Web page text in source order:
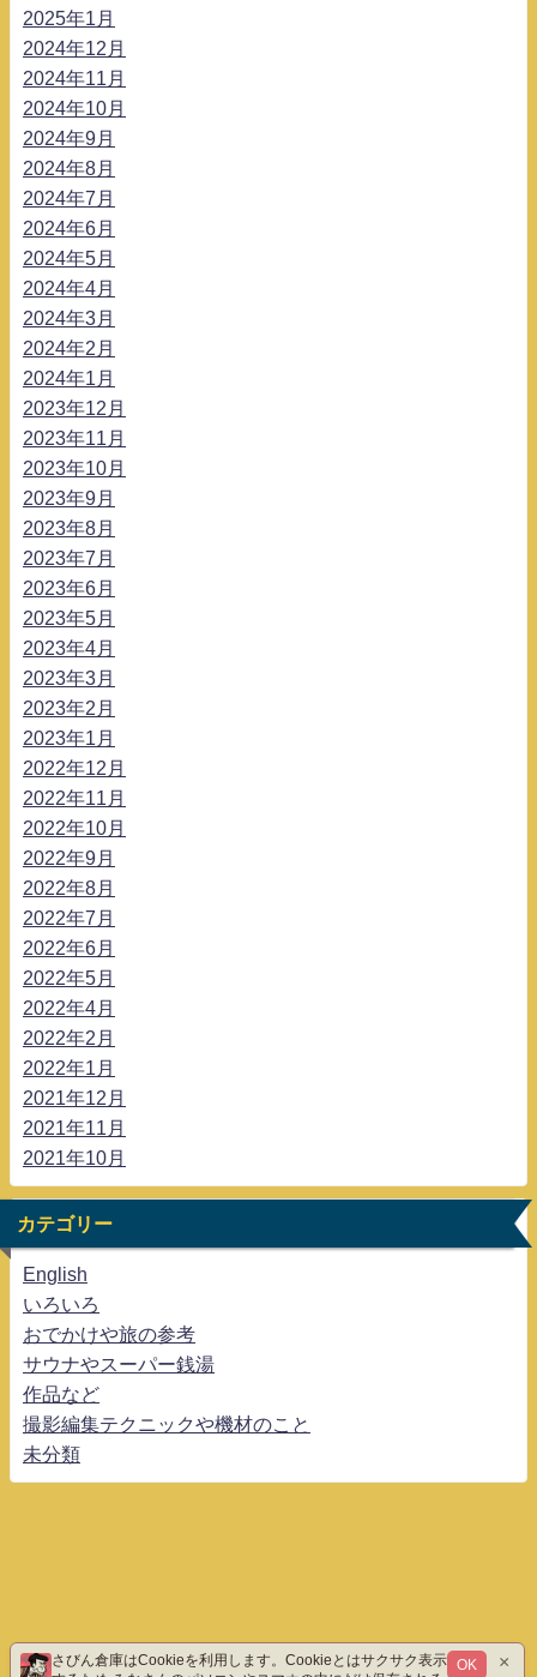
2025年1月
2024年12月
2024年11月
2024年10月
2024年9月
2024年8月
2024年7月
2024年6月
2024年5月
2024年4月
2024年3月
2024年2月
2024年1月
2023年12月
2023年11月
2023年10月
2023年9月
2023年8月
2023年7月
2023年6月
2023年5月
2023年4月
2023年3月
2023年2月
2023年1月
2022年12月
2022年11月
2022年10月
2022年9月
2022年8月
2022年7月
2022年6月
2022年5月
2022年4月
2022年2月
2022年1月
2021年12月
2021年11月
2021年10月
カテゴリー
English
いろいろ
おでかけや旅の参考
サウナやスーパー銭湯
作品など
撮影編集テクニックや機材のこと
未分類
さびん倉庫はCookieを利用します。Cookieとはサクサク表示
OK ×